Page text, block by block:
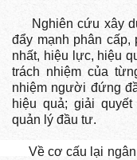
Nghiên cứu xây
đẩy mạnh phân cấp,
nhất, hiệu lực, hiệu
trách nhiệm của
nhiệm người đứng
hiệu quả; giải
quản lý đầu tư.
Về cơ cấu lại ngân